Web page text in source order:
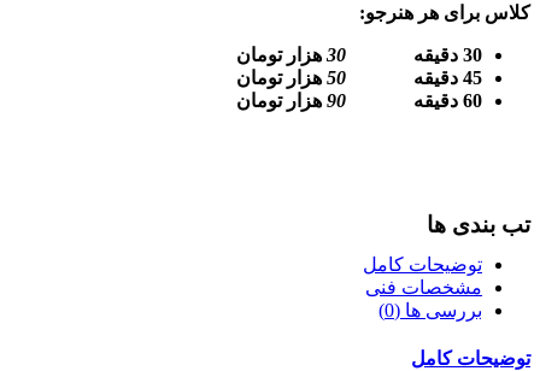
کلاس برای هر هنرجو:
30 دقیقه 30 هزار تومان
45 دقیقه
50 هزار تومان
60 دقیقه
90 هزار تومان
تب بندی ها
توضیحات کامل
مشخصات فنی
بررسی ها (0)
توضیحات کامل